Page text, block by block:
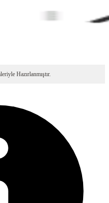
Hazırlanmıştır.